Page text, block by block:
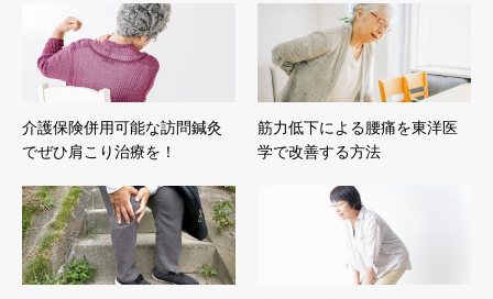
介護保険併用可能な訪問鍼灸
でぜひ肩こり治療を！
筋力低下による腰痛を東洋医
学で改善する方法